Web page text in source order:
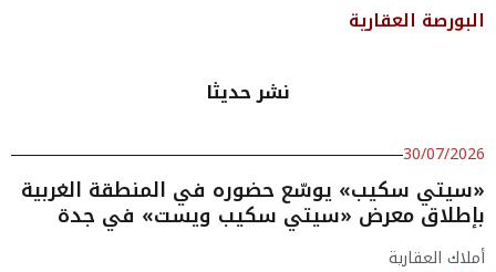
البورصة العقارية
نشر حديثا
30/07/2026
«سيتي سكيب» يوسّع حضوره في المنطقة الغربية
بإطلاق معرض «سيتي سكيب ويست» في جدة
أملاك العقارية